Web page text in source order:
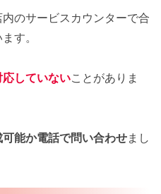
のサービスカウンターで合
す。
していないことがありま
能か電話で問い合わせまし